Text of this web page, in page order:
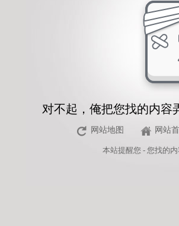
对不起，俺把您找的内容
网站地图 网站
本站提醒您 - 您找的